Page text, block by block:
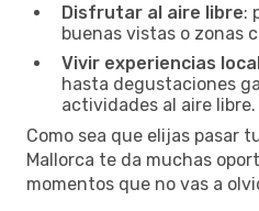
Disfrutar al aire libre:
buenas vistas o zonas
Vivir experiencias
hasta degustaciones
actividades al aire libre.
Como sea que elijas pasar
Mallorca te da muchas
momentos que no vas a